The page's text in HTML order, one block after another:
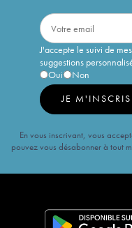
J'accepte le suivi de
suggestions
Oui
Non
JE M'INSCRIS
En vous inscrivant, vous
pouvez vous désabonner à tout